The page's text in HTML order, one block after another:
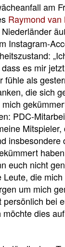
am
Raymond van
Instagram-
„
es mir
fühle als
die sich
PDC-
Mitspieler,
insbesondere
euch nicht
Leute, die
um mich
bei
dies